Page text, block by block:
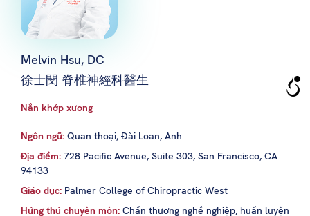
Melvin Hsu, DC
徐士閔 脊椎神經科醫生
Nắn khớp xương
Ngôn ngữ: Quan thoại, Đài Loan, Anh
Địa điểm: 728 Pacific Avenue, Suite 303, San Francisco, CA
94133
Giáo dục: Palmer College of Chiropractic West
Hứng thú chuyên môn: Chấn thương nghề nghiệp, huấn luyện